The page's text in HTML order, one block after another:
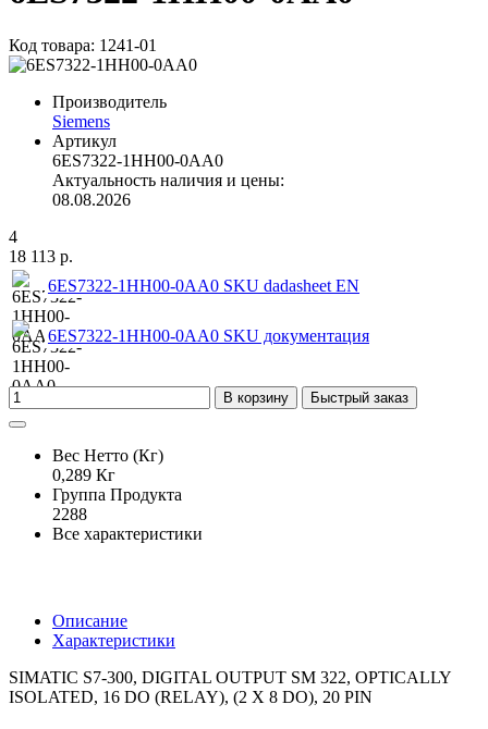
Код товара: 1241-01
Производитель
Siemens
Артикул
6ES7322-1HH00-0AA0
Актуальность наличия и цены:
08.08.2026
4
18 113 р.
6ES7322-1HH00-0AA0 SKU dadasheet EN
6ES7322-1HH00-0AA0 SKU документация
В корзину Быстрый заказ
Вес Нетто (Кг)
0,289 Кг
Группа Продукта
2288
Все характеристики
Описание
Характеристики
SIMATIC S7-300, DIGITAL OUTPUT SM 322, OPTICALLY
ISOLATED, 16 DO (RELAY), (2 X 8 DO), 20 PIN